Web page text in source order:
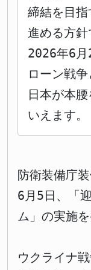
締結を目
進める方
2026年6月
ローン戦
日本が本
いえます。
防衛装備庁
6月5日、「
ム」の実施を
ウクライナ